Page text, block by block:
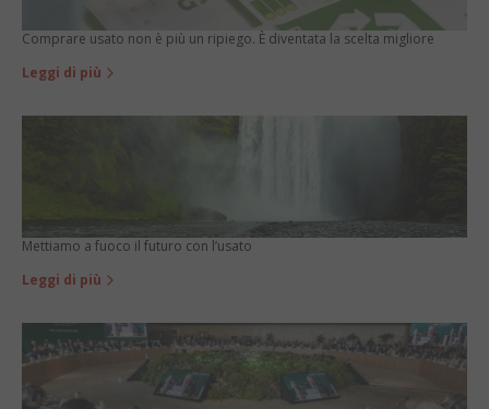
Comprare usato non è più un ripiego. È diventata la scelta migliore
Leggi di più
Mettiamo a fuoco il futuro con l’usato
Leggi di più